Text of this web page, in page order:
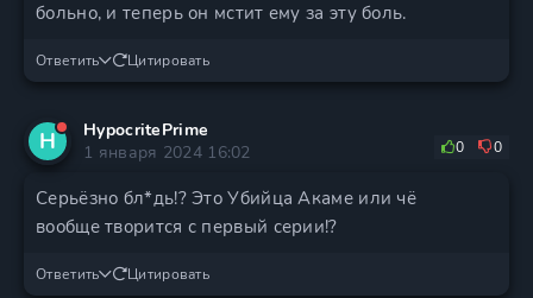
больно, и теперь он мстит ему за эту боль.
Ответить Цитировать
H
HypocritePrime
1 января 2024 16:02
0 0
Серьёзно бл*дь!? Это Убийца Акаме или чё
вообще творится с первый серии!?
Ответить Цитировать